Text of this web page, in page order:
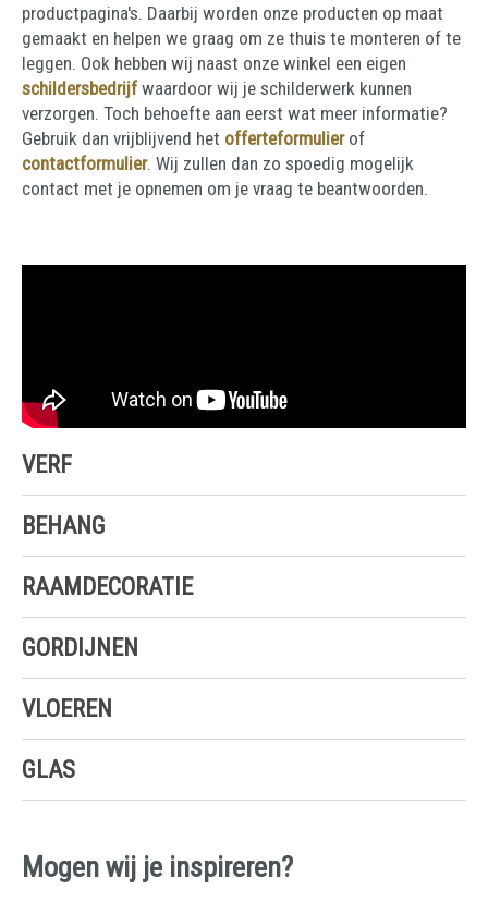
productpagina's. Daarbij worden onze producten op maat
gemaakt en helpen we graag om ze thuis te monteren of te
leggen. Ook hebben wij naast onze winkel een eigen
schildersbedrijfwaardoor wij je schilderwerk kunnen
verzorgen. Toch behoefte aan eerst wat meer informatie?
Gebruik dan vrijblijvend het offerteformulierof
contactformulier. Wij zullen dan zo spoedig mogelijk
contact met je opnemen om je vraag te beantwoorden.
VERF
BEHANG
RAAMDECORATIE
GORDIJNEN
VLOEREN
GLAS
Mogen wij je inspireren?